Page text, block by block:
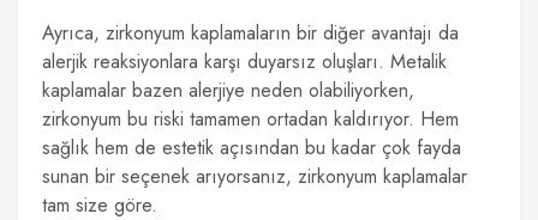
Ayrıca, zirkonyum kaplamaların bir diğer avantajı da
alerjik reaksiyonlara karşı duyarsız oluşları. Metalik
kaplamalar bazen alerjiye neden olabiliyorken,
zirkonyum bu riski tamamen ortadan kaldırıyor. Hem
sağlık hem de estetik açısından bu kadar çok fayda
sunan bir seçenek arıyorsanız, zirkonyum kaplamalar
tam size göre.